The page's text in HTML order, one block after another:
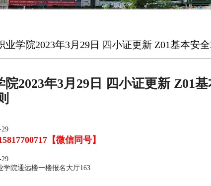
业学院2023年3月29日 四小证更新 Z01基本安
院2023年3月29日 四小证更新 Z01
【微信同号】
学院通远楼一楼报名大厅163